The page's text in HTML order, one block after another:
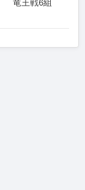
竜王戦6組